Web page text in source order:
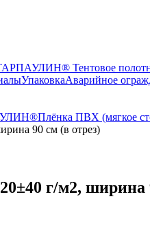
Тентовое
УпаковкаАварийное
Плёнка ПВХ (мягкое
90 см (в отрез)
г/м2, ширина